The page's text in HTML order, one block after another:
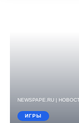
NEWSPAPE.RU |
ИГРЫ